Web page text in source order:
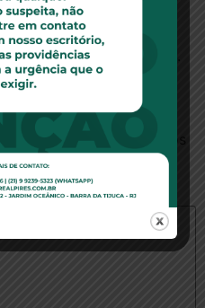
clique aqui.
será publicado.
com*